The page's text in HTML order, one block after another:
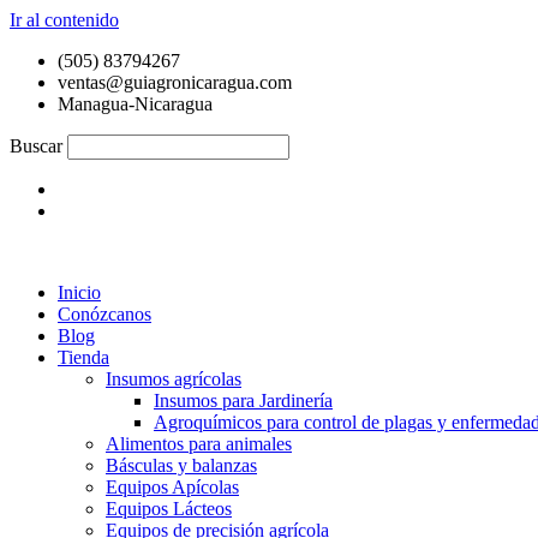
Ir al contenido
(505) 83794267
ventas@guiagronicaragua.com
Managua-Nicaragua
Buscar
Inicio
Conózcanos
Blog
Tienda
Insumos agrícolas
Insumos para Jardinería
Agroquímicos para control de plagas y
Alimentos para animales
Básculas y balanzas
Equipos Apícolas
Equipos Lácteos
Equipos de precisión agrícola